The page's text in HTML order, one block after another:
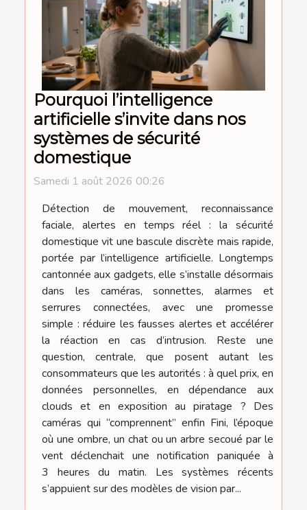
Pourquoi l’intelligence
artificielle s’invite dans nos
systèmes de sécurité
domestique
Samedi 1 août 2026 00:26
Détection de mouvement, reconnaissance
faciale, alertes en temps réel : la sécurité
domestique vit une bascule discrète mais rapide,
portée par l’intelligence artificielle. Longtemps
cantonnée aux gadgets, elle s’installe désormais
dans les caméras, sonnettes, alarmes et
serrures connectées, avec une promesse
simple : réduire les fausses alertes et accélérer
la réaction en cas d’intrusion. Reste une
question, centrale, que posent autant les
consommateurs que les autorités : à quel prix, en
données personnelles, en dépendance aux
clouds et en exposition au piratage ? Des
caméras qui “comprennent” enfin Fini, l’époque
où une ombre, un chat ou un arbre secoué par le
vent déclenchait une notification paniquée à
3 heures du matin. Les systèmes récents
s’appuient sur des modèles de vision par...